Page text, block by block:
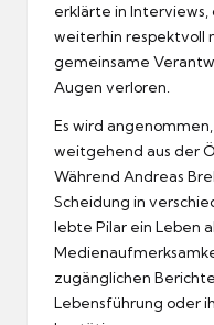
erklärte in
weiterhin respektvoll
gemeinsame
Augen verloren.
Es wird
weitgehend aus der
Während Andreas
Scheidung in
lebte Pilar ein Leben
zugänglichen
Lebensführung oder